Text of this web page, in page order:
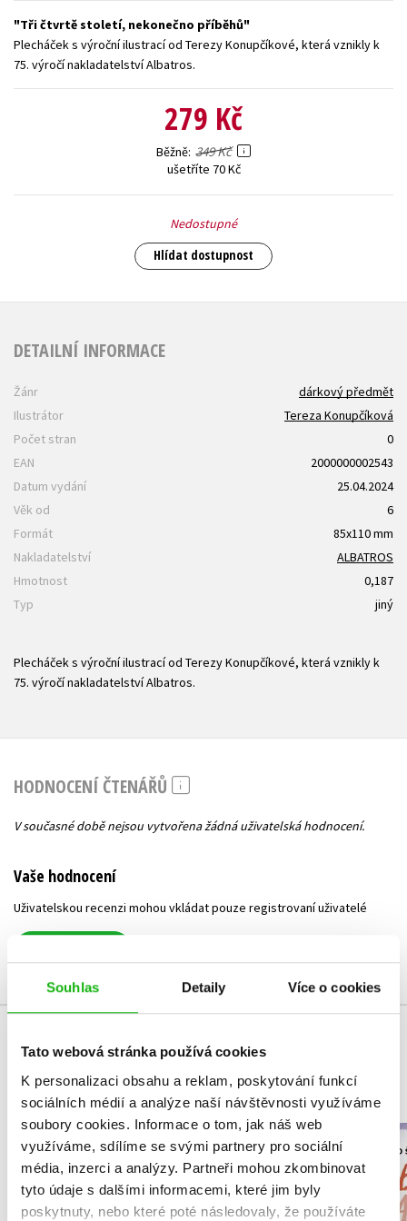
Souhlas Detaily Více o cookies
Tato webová stránka používá cookies
K personalizaci obsahu a reklam, poskytování funkcí
sociálních médií a analýze naší návštěvnosti využíváme
soubory cookies. Informace o tom, jak náš web
využíváme, sdílíme se svými partnery pro sociální
média, inzerci a analýzy. Partneři mohou zkombinovat
tyto údaje s dalšími informacemi, které jim byly
poskytnuty, nebo které poté následovaly, že používáte
Young adult (SK)
Zahraniční literatura
Všechny tituly
Tři čtvrtě století, nekonečno příběhů
Plecháček s výroční ilustrací od Terezy Konupčíkové, která vznikly k
75. výročí nakladatelství Albatros.
279 Kč
Běžně 349 Kč
ušetříte 70 Kč
Nedostupné
Hlídat dostupnost
DETAILNÍ INFORMACE
Žánr
dárkový předmět
Ilustrátor
Tereza Konupčíková
Počet stran
0
EAN
2000000002543
Datum vydání
25.04.2024
Věk od
6
Formát
85x110 mm
Nakladatelství
ALBATROS
Hmotnost
0,187
Typ
jiný
Plecháček s výroční ilustrací od Terezy Konupčíkové, která vznikly k
75. výročí nakladatelství Albatros.
HODNOCENÍ ČTENÁŘŮ
V současné době nejsou vytvořena žádná uživatelská hodnocení.
Vaše hodnocení
Uživatelskou recenzi mohou vkládat pouze registrovaní uživatelé
MOHLO BY VÁS TAKÉ ZAJÍMAT
NARNIE – komplet
1.-7.díl – box
C. S. Lewis
Útulek
Petr